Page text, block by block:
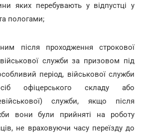
яких перебувають у відпустці у
пологами;
після проходження строкової
служби за призовом під
період, військової служби
офіцерського складу або
служби, якщо після
вони були прийняті на роботу
не враховуючи часу переїзду до